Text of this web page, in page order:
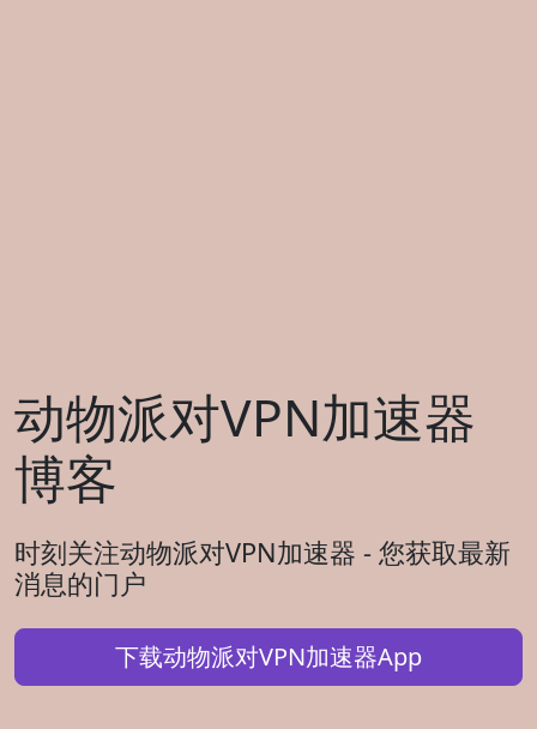
动物派对VPN加速器
博客
时刻关注动物派对VPN加速器 - 您获取最新
消息的门户
下载动物派对VPN加速器App